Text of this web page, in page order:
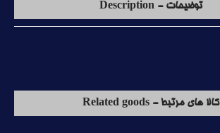
توضیحات - Description
کالا های مرتبط - Related goods